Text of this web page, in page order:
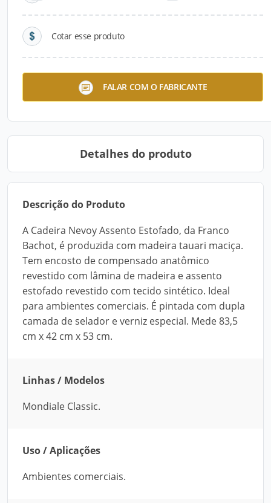
Cotar esse produto
FALAR COM O FABRICANTE
Detalhes do produto
Descrição do Produto
A Cadeira Nevoy Assento Estofado, da Franco
Bachot, é produzida com madeira tauari maciça.
Tem encosto de compensado anatômico
revestido com lâmina de madeira e assento
estofado revestido com tecido sintético. Ideal
para ambientes comerciais. É pintada com dupla
camada de selador e verniz especial. Mede 83,5
cm x 42 cm x 53 cm.
Linhas / Modelos
Mondiale Classic.
Uso / Aplicações
Ambientes comerciais.